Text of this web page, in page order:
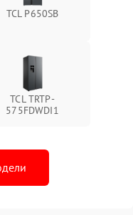
TCL P650SB
TCL TRTP-
575FDWDI1